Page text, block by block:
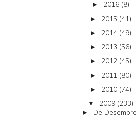
► 2016 (8)
► 2015 (41)
► 2014 (49)
► 2013 (56)
► 2012 (45)
► 2011 (80)
► 2010 (74)
▼ 2009 (233)
► De Desembre